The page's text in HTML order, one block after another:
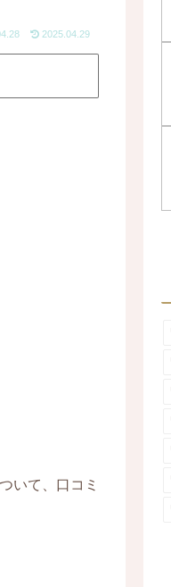
2025.04.29
いて、口コミ